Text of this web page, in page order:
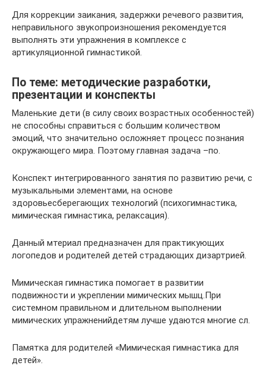
Для коррекции заикания, задержки речевого развития,
неправильного звукопроизношения рекомендуется
выполнять эти упражнения в комплексе с
артикуляционной гимнастикой.
По теме: методические разработки,
презентации и конспекты
Маленькие дети (в силу своих возрастных особенностей)
не способны справиться с большим количеством
эмоций, что значительно осложняет процесс познания
окружающего мира. Поэтому главная задача –по.
Конспект интегрированного занятия по развитию речи, с
музыкальными элементами, на основе
здоровьесберегающих технологий (психогимнастика,
мимическая гимнастика, релаксация).
Данный мтериал предназначен для практикующих
логопедов и родителей детей страдающих дизартрией.
Мимическая гимнастика помогает в развитии
подвижности и укреплении мимических мышц.При
системном правильном и длительном выполнении
мимических упражненийдетям лучше удаются многие сл.
Памятка для родителей «Мимическая гимнастика для
детей».